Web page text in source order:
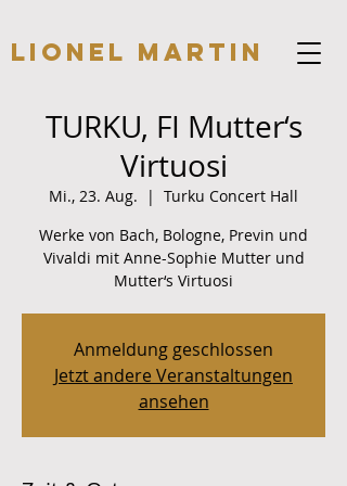
Lionel Martin
TURKU, FI Mutter‘s
Virtuosi
Mi., 23. Aug.
  |
Turku Concert Hall
Werke von Bach, Bologne, Previn und
Vivaldi mit Anne-Sophie Mutter und
Mutter‘s Virtuosi
Anmeldung geschlossen
Jetzt andere Veranstaltungen
ansehen